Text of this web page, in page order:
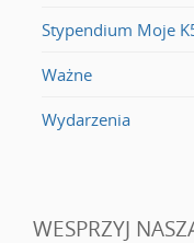
Stypendium Moje
Ważne
Wydarzenia
WESPRZYJ